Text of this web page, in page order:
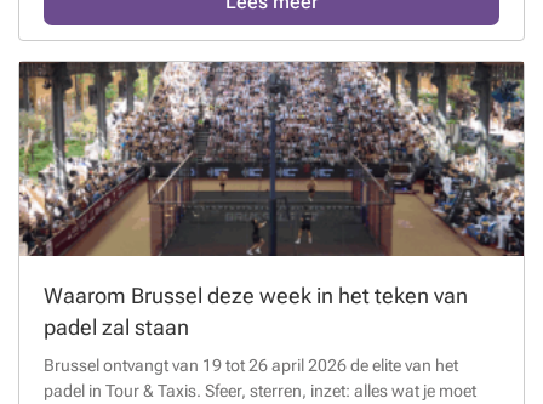
Waarom Brussel deze week in het teken van
padel zal staan
Brussel ontvangt van 19 tot 26 april 2026 de elite van het
padel in Tour & Taxis. Sfeer, sterren, inzet: alles wat je moet